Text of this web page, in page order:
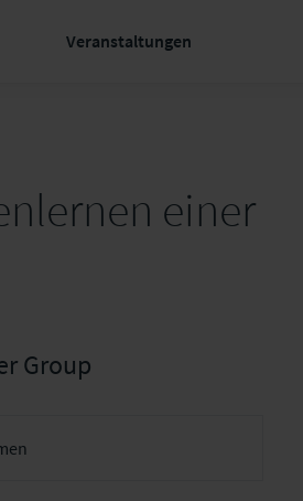
Veranstaltungen
einer
Group